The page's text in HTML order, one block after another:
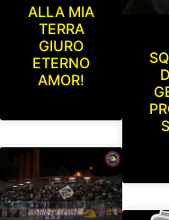
ALLA MIA
TERRA
GIURO
ETERNO
AMOR!